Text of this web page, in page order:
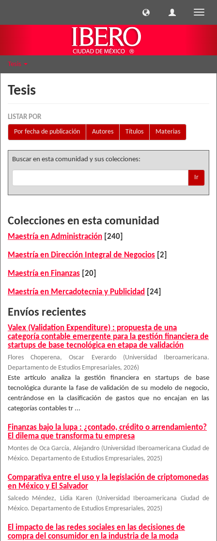
Tesis
Tesis
LISTAR POR
Por fecha de publicación
Autores Títulos Materias
Buscar en esta comunidad y sus colecciones:
Ir
Colecciones en esta comunidad
Maestría en Administración [240]
Maestría en Dirección Integral de Negocios [2]
Maestría en Finanzas [20]
Maestría en Mercadotecnia y Publicidad [24]
Envíos recientes
Valex (Validation Expenditure) : propuesta de una
categoría contable emergente para la gestión financiera de
startups de base tecnológica en etapa de validación
Flores Choperena, Oscar Everardo (Universidad Iberoamericana.
Departamento de Estudios Empresariales, 2026)
Este artículo analiza la gestión financiera en startups de base
tecnológica durante la fase de validación de su modelo de negocio,
centrándose en la clasificación de gastos que no encajan en las
categorías contables tr ...
Finanzas bajo la lupa : ¿contado, crédito o arrendamiento?
El dilema que transforma tu empresa
Montes de Oca García, Alejandro (Universidad Iberoamericana Ciudad de
México. Departamento de Estudios Empresariales, 2025)
Comparativa entre el uso y la legislación de criptomonedas
en México y El Salvador
Salcedo Méndez, Lidia Karen (Universidad Iberoamericana Ciudad de
México. Departamento de Estudios Empresariales, 2025)
El impacto de las redes sociales en las decisiones de
compra del consumidor en la industria de la moda